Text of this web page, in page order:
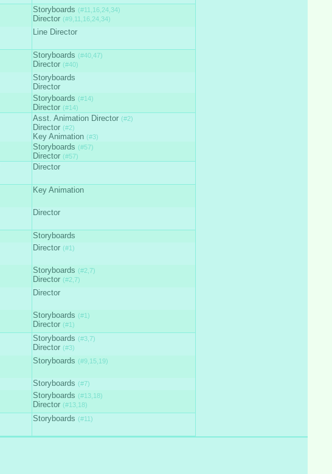
Storyboards (#11,16,24,34)
Director (#9,11,16,24,34)
Line Director
Storyboards (#40,47)
Director (#40)
Storyboards
Director
Storyboards (#14)
Director (#14)
Asst. Animation Director (#2)
Director (#2)
Key Animation (#3)
Storyboards (#57)
Director (#57)
Director
Key Animation
Director
Storyboards
Director (#1)
Storyboards (#2,7)
Director (#2,7)
Director
Storyboards (#1)
Director (#1)
Storyboards (#3,7)
Director (#3)
Storyboards (#9,15,19)
Storyboards (#7)
Storyboards (#13,18)
Director (#13,18)
Storyboards (#11)